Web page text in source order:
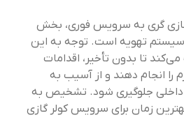
گازی گری به سرویس فوری، بخش
سیستم تهویه است. توجه به این
تا بدون تأخیر، اقدامات
را انجام دهند و از آسیب به
داخلی جلوگیری شود. تشخیص به
زمان برای سرویس کولر گازی